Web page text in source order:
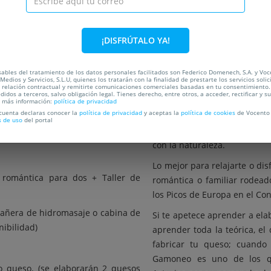
para dos
de hidromasaje o cabina de
romántica para dos + Taller de
de hidromasaje o cabina de
(se elaborarán 2 quesos
HOTEL RURAL EL QUESAR
Es el punto de partida
descubrir la belleza de
plenitud. Una manera de
con la naturaleza.
Lo mejor para relajarte o
romántica o familiar
los Picos de Europa en el
Si te apetece aprender a
aprender toda la teórica, el
fabricar tu queso;
Gamoneo es uno de los
¡DISFRÚTALO YA!
del tratamiento de los datos personales facilitados son Federico Domenech, S.A. y
y Servicios, S.L.U, quienes los tratarán con la finalidad de prestarte los servicios
contractual y remitirte comunicaciones comerciales basadas en tu
a terceros, salvo obligación legal. Tienes derecho, entre otros, a acceder, rectificar y
información: política de privacidad
declaras conocer la política de privacidad y aceptas la política de cookies de
de uso del portal